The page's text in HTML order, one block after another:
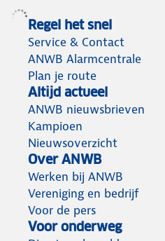
Regel het snel
Service & Contact
ANWB Alarmcentrale
Plan je route
Altijd actueel
ANWB nieuwsbrieven
Kampioen
Nieuwsoverzicht
Over ANWB
Werken bij ANWB
Vereniging en bedrijf
Voor de pers
Voor onderweg